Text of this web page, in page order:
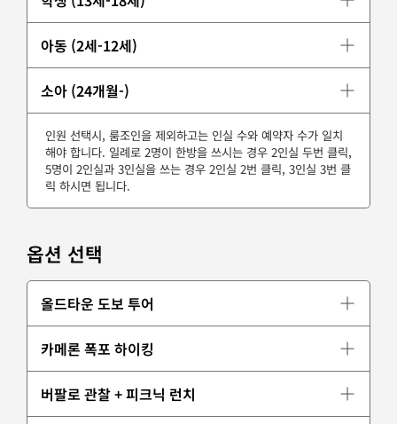
아동 (2세-12세)
소아 (24개월-)
인원 선택시, 룸조인을 제외하고는 인실 수와 예약자 수가 일치
해야 합니다. 일례로 2명이 한방을 쓰시는 경우 2인실 두번 클릭,
5명이 2인실과 3인실을 쓰는 경우 2인실 2번 클릭, 3인실 3번 클
릭 하시면 됩니다.
옵션 선택
올드타운 도보 투어
카메론 폭포 하이킹
버팔로 관찰 + 피크닉 런치